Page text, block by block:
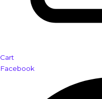
Cart
Facebook